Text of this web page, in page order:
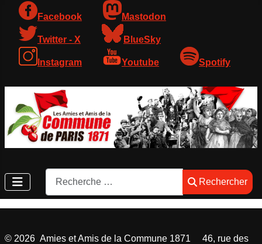
Facebook Mastodon
Twitter - X BlueSky
Instagram Youtube Spotify
Rechercher
Rechercher
© 2026 Amies et Amis de la Commune 1871 46, rue des